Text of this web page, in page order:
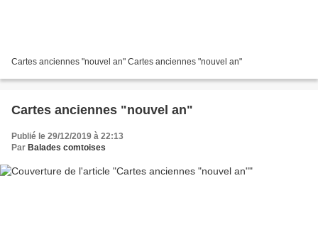
Cartes anciennes "nouvel an" Cartes anciennes "nouvel an"
Cartes anciennes "nouvel an"
Publié le 29/12/2019 à 22:13
Par Balades comtoises